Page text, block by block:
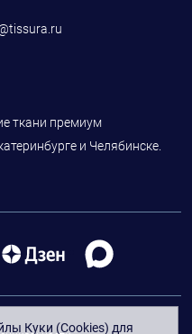
ткани премиум
и Челябинске.
Куки (Cookies) для